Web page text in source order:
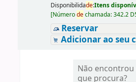
Disponibilidade:Itens
[Númerodechamada:342.2
Reservar
Adicionar ao seu
Não encontrou
que procura?